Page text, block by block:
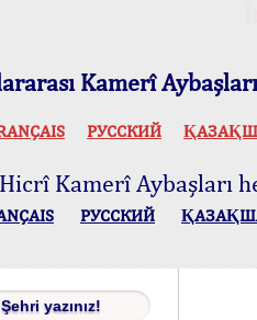
Kamerî
РУССКИЙ
Kamerî Aybaşları
РУССКИЙ